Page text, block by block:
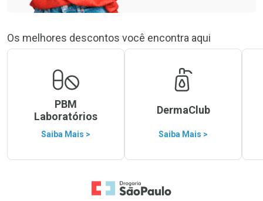
Os melhores descontos você encontra aqui
PBM
Laboratórios
Saiba Mais >
DermaClub
Saiba Mais >
Ir para a Home